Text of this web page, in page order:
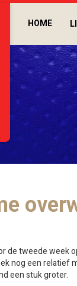
HOME
de tweede week
nog een relatief
een stuk groter.